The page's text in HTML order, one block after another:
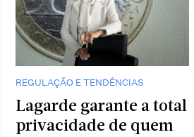
REGULAÇÃO E TENDÊNCIAS
Lagarde garante a total
privacidade de quem